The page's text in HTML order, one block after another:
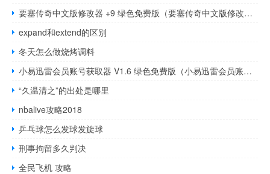
要塞传奇中文版修改器 +9 绿色免费版（要塞传奇中文版修改器 +9 绿色免费版功能简介）
expand和extend的区别
冬天怎么做烧烤调料
小易迅雷会员账号获取器 V1.6 绿色免费版（小易迅雷会员账号获取器 V1.6 绿色免费版功能简介）
“久温清之”的出处是哪里
nbalive攻略2018
乒乓球怎么发球发旋球
刑事拘留多久判决
全民飞机 攻略